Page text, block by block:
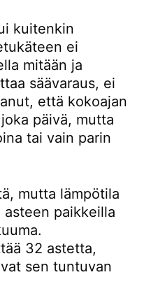
kuitenkin
ei
mitään ja
säävaraus, ei
että kokoajan
päivä, mutta
tai vain parin
mutta lämpötila
paikkeilla
32 astetta,
sen tuntuvan